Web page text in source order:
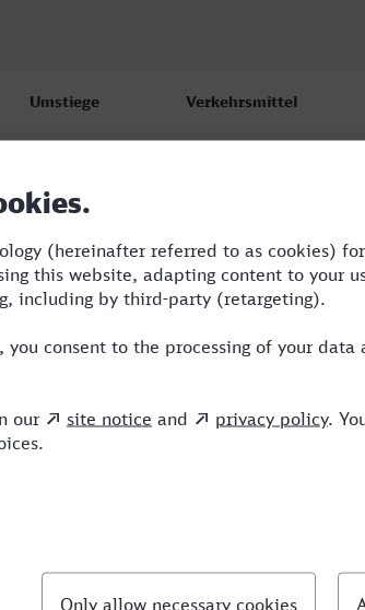
Umstiege Verkehrsmittel
2 RB,ERB,VIA
1